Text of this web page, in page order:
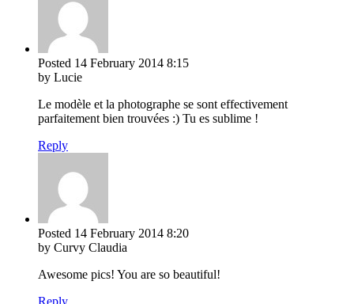
Posted 14 February 2014 8:15
by Lucie
Le modèle et la photographe se sont effectivement
parfaitement bien trouvées :) Tu es sublime !
Reply
Posted 14 February 2014 8:20
by Curvy Claudia
Awesome pics! You are so beautiful!